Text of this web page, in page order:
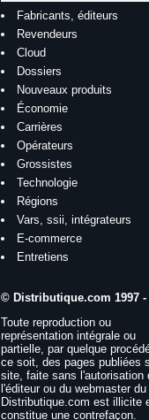
Fabricants, éditeurs
Revendeurs
Cloud
Dossiers
Nouveaux produits
Économie
Carrières
Opérateurs
Grossistes
Technologie
Régions
Vars, ssii, intégrateurs
E-commerce
Entretiens
© Distributique.com 1997 -
Toute reproduction ou
représentation intégrale ou
partielle, par quelque
ce soit, des pages publiées
site, faite sans l'autorisation
l'éditeur ou du webmaster
Distributique.com est illicite
constitue une contrefaçon.